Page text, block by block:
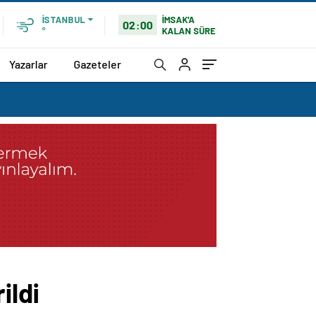
İSTANBUL
°
02:00
İMSAK'A
KALAN SÜRE
Yazarlar Gazeteler